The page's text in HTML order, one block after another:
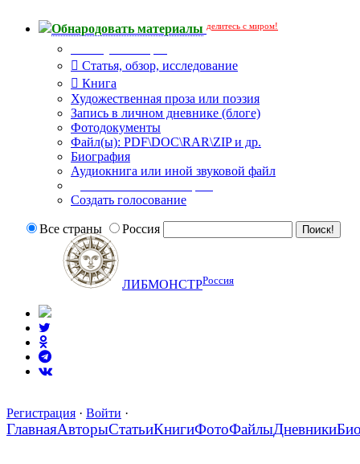
Обнародовать материалы делитесь с миром!
Статья, обзор, исследование
Книга
Художественная проза или поэзия
Запись в личном дневнике (блоге)
Фотодокументы
Файл(ы): PDF\DOC\RAR\ZIP и др.
Биография
Аудиокнига или иной звуковой файл
Создать голосование
Все страны Россия
ЛИБМОНСТРРоссия
Регистрация · Войти ·
ГлавнаяАвторыСтатьиКнигиФотоФайлыДневники